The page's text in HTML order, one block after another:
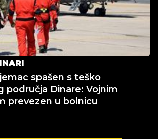
spašen s teško
područja Dinare: Vojnim
prevezen u bolnicu